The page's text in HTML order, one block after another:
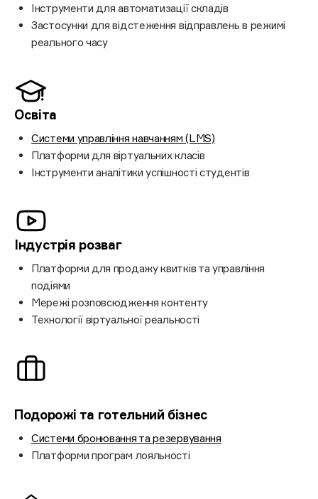
Інструменти для автоматизації складів
Застосунки для відстеження відправлень в режимі
реального часу
Освіта
Системи управління навчанням (LMS)
Платформи для віртуальних класів
Інструменти аналітики успішності студентів
Індустрія розваг
Платформи для продажу квитків та управління
подіями
Мережі розповсюдження контенту
Технології віртуальної реальності
Подорожі та готельний бізнес
Системи бронювання та резервування
Платформи програм лояльності